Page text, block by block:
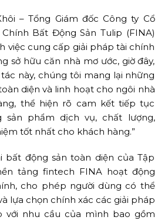
– Tổng Giám đốc Công ty Cổ
Bất Động Sản Tulip (FINA)
việc cung cấp giải pháp tài chính
sở hữu căn nhà mơ ước, giờ đây,
này, chúng tôi mang lại những
diện và linh hoạt cho ngôi nhà
thể hiện rõ cam kết tiếp tục
sản phẩm dịch vụ, chất lượng,
tốt nhất cho khách hàng.”
bất động sản toàn diện của Tập
tảng fintech FINA hoạt động
cho phép người dùng có thể
lựa chọn chính xác các giải pháp
với nhu cầu của mình bao gồm